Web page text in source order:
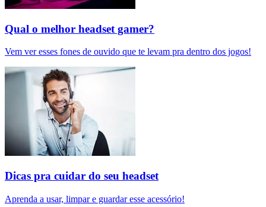
Qual o melhor headset gamer?
Vem ver esses fones de ouvido que te levam pra dentro dos jogos!
Dicas pra cuidar do seu headset
Aprenda a usar, limpar e guardar esse acessório!